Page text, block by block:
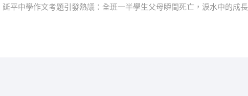
post:
延平中學作文考題引發熱議：全班一半學生父母瞬間死亡，淚水中的成長